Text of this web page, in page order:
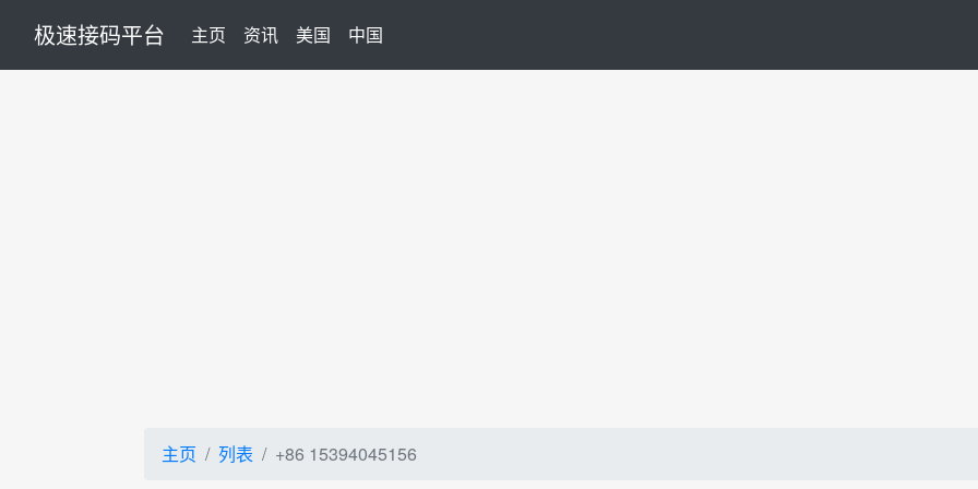
极速接码平台 主页 (current)
资讯 美国 中国
主页 列表 +86 15394045156